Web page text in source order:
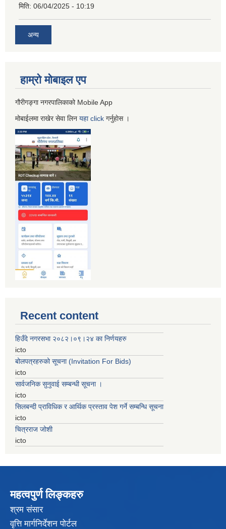
मिति: 06/04/2025 - 10:19
अन्य
हाम्रो माेबाइल एप
गौरीगङ्गा नगरपालिकाको Mobile App
मोबाईलमा राखेर सेवा लिन यहाclick गर्नुहाेस ।
Recent content
हिउँदे नगरसभा २०८२।०९।२४ का निर्णयहरु
icto
बोलपत्रहरुको सूचना (Invitation For Bids)
icto
सार्वजनिक सुनुवाई सम्बन्धी सूचना ।
icto
सिलबन्दी प्राविधिक र आर्थिक प्रस्ताव पेश गर्ने सम्बन्धि सूचना
icto
चित्रराज जोशी
icto
महत्वपुर्ण लिङ्कहरु
श्रम संसार
वृत्ति मार्गनिर्देशन पोर्टल